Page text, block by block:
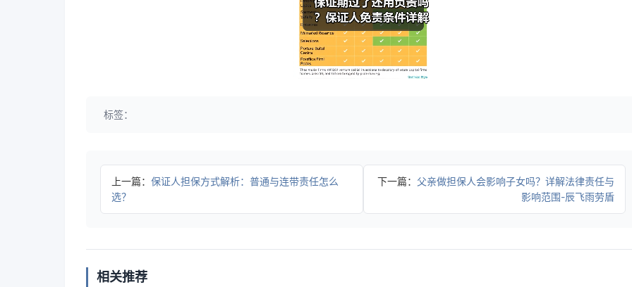
标签：
上一篇： 保证人担保方式解析：普通与连带责任怎么
选？
下一篇： 父亲做担保人会影响子女吗？详解法律责任与
影响范围-辰飞雨劳盾
相关推荐